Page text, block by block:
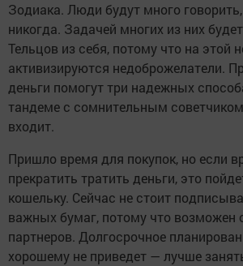
Зодиака. Люди будут много
никогда. Задачей многих из них
Тельцов из себя, потому что на этой
активизируются недоброжелатели.
деньги помогут три надежных
тандеме с сомнительным
входит.
Пришло время для покупок, но если
прекратить тратить деньги, это
кошельку. Сейчас не стоит
важных бумаг, потому что возможен
партнеров. Долгосрочное
хорошему не приведет — лучше